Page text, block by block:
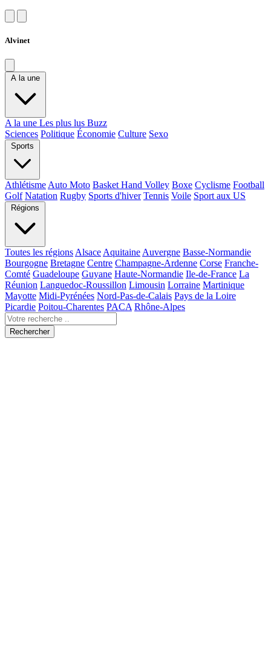
Alvinet
A la une
A la une Les plus lus Buzz
Sciences Politique Économie Culture Sexo
Sports
Athlétisme Auto Moto Basket Hand Volley Boxe Cyclisme Football
Golf Natation Rugby Sports d'hiver Tennis Voile Sport aux US
Régions
Toutes les régions Alsace Aquitaine Auvergne Basse-Normandie
Bourgogne Bretagne Centre Champagne-Ardenne Corse Franche-
Comté Guadeloupe Guyane Haute-Normandie Ile-de-France La
Réunion Languedoc-Roussillon Limousin Lorraine Martinique
Mayotte Midi-Pyrénées Nord-Pas-de-Calais Pays de la Loire
Picardie Poitou-Charentes PACA Rhône-Alpes
Rechercher